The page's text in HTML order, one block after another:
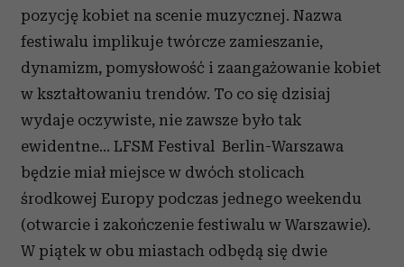
pozycję kobiet na scenie muzycznej. Nazwa
festiwalu implikuje twórcze zamieszanie,
dynamizm, pomysłowość i zaangażowanie kobiet
w kształtowaniu trendów. To co się dzisiaj
wydaje oczywiste, nie zawsze było tak
ewidentne… LFSM Festival Berlin-Warszawa
będzie miał miejsce w dwóch stolicach
środkowej Europy podczas jednego weekendu
(otwarcie i zakończenie festiwalu w Warszawie).
W piątek w obu miastach odbędą się dwie